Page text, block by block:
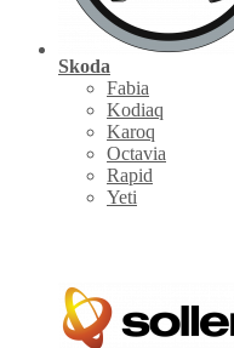
Skoda
Fabia
Kodiaq
Karoq
Octavia
Rapid
Yeti